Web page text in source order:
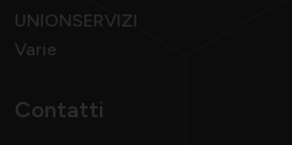
UNIONSERVIZI
Varie
Contatti